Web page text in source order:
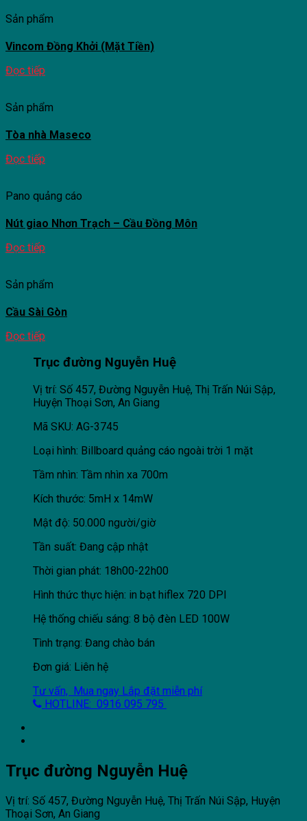
Sản phẩm
Vincom Đồng Khởi (Mặt Tiền)
Đọc tiếp
Sản phẩm
Tòa nhà Maseco
Đọc tiếp
Pano quảng cáo
Nút giao Nhơn Trạch – Cầu Đồng Môn
Đọc tiếp
Sản phẩm
Cầu Sài Gòn
Đọc tiếp
Trục đường Nguyễn Huệ
Vị trí: Số 457, Đường Nguyễn Huệ, Thị Trấn Núi Sập,
Huyện Thoại Sơn, An Giang
Mã SKU: AG-3745
Loại hình: Billboard quảng cáo ngoài trời 1 mặt
Tầm nhìn: Tầm nhìn xa 700m
Kích thước: 5mH x 14mW
Mật độ: 50.000 người/giờ
Tần suất: Đang cập nhật
Thời gian phát: 18h00-22h00
Hình thức thực hiện: in bạt hiflex 720 DPI
Hệ thống chiếu sáng: 8 bộ đèn LED 100W
Tình trạng: Đang chào bán
Đơn giá: Liên hệ
Tư vấn, Mua ngay Lắp đặt miễn phí
HOTLINE: 0916 095 795
Trục đường Nguyễn Huệ
Vị trí: Số 457, Đường Nguyễn Huệ, Thị Trấn Núi Sập, Huyện
Thoại Sơn, An Giang